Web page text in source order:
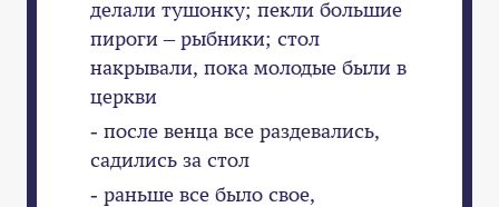
делали тушонку; пекли большие
пироги – рыбники; стол
накрывали, пока молодые были в
церкви
- после венца все раздевались,
садились за стол
- раньше все было свое,